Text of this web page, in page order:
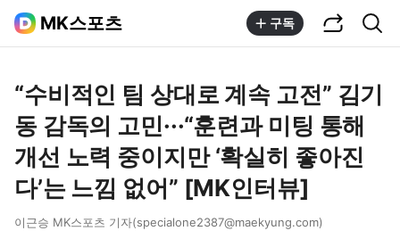
MK스포츠 구독
“수비적인 팀 상대로 계속 고전” 김기
동 감독의 고민···“훈련과 미팅 통해
개선 노력 중이지만 ‘확실히 좋아진
다’는 느낌 없어” [MK인터뷰]
이근승 MK스포츠 기자(specialone2387@maekyung.com)